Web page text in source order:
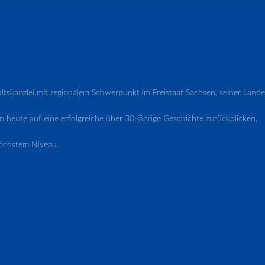
mit regionalem Schwerpunkt im Freistaat Sachsen, seiner
auf eine erfolgreiche über 30-jährige Geschichte zurückblicken.
Niveau.